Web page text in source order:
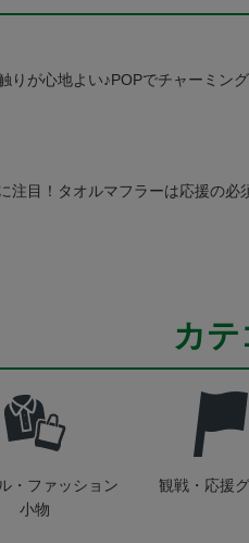
りが心地よい♪POPでチャーミン
注目！タオルマフラーは応援の必
カ
・ファッション
小物
観戦・応援